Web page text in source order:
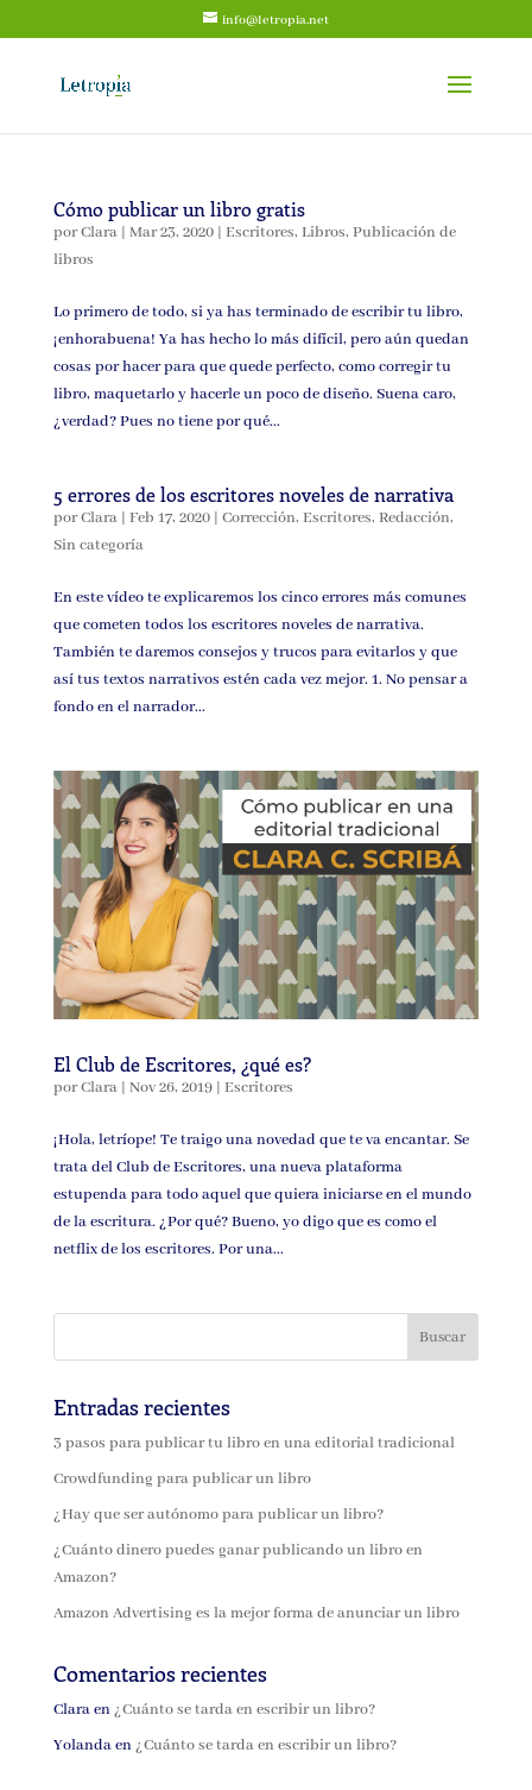
info@letropia.net
Cómo publicar un libro gratis
porClara| Mar 23, 2020| Escritores, Libros, Publicación de
libros
Lo primero de todo, si ya has terminado de escribir tu libro,
¡enhorabuena! Ya has hecho lo más difícil, pero aún quedan
cosas por hacer para que quede perfecto, como corregir tu
libro, maquetarlo y hacerle un poco de diseño. Suena caro,
¿verdad? Pues no tiene por qué...
5 errores de los escritores noveles de narrativa
porClara| Feb 17, 2020| Corrección, Escritores, Redacción,
Sin categoría
En este vídeo te explicaremos los cinco errores más comunes
que cometen todos los escritores noveles de narrativa.
También te daremos consejos y trucos para evitarlos y que
así tus textos narrativos estén cada vez mejor. 1. No pensar a
fondo en el narrador...
El Club de Escritores, ¿qué es?
porClara| Nov 26, 2019| Escritores
¡Hola, letríope! Te traigo una novedad que te va encantar. Se
trata del Club de Escritores, una nueva plataforma
estupenda para todo aquel que quiera iniciarse en el mundo
de la escritura. ¿Por qué? Bueno, yo digo que es como el
netflix de los escritores. Por una...
Entradas recientes
3 pasos para publicar tu libro en una editorial tradicional
Crowdfunding para publicar un libro
¿Hay que ser autónomo para publicar un libro?
¿Cuánto dinero puedes ganar publicando un libro en
Amazon?
Amazon Advertising es la mejor forma de anunciar un libro
Comentarios recientes
Claraen¿Cuánto se tarda en escribir un libro?
Yolandaen¿Cuánto se tarda en escribir un libro?